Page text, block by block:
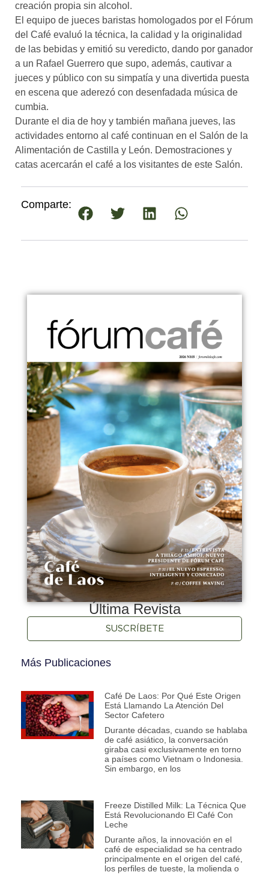
creación propia sin alcohol.
El equipo de jueces baristas homologados por el Fórum
del Café evaluó la técnica, la calidad y la originalidad
de las bebidas y emitió su veredicto, dando por ganador
a un Rafael Guerrero que supo, además, cautivar a
jueces y público con su simpatía y una divertida puesta
en escena que aderezó con desenfadada música de
cumbia.
Durante el dia de hoy y también mañana jueves, las
actividades entorno al café continuan en el Salón de la
Alimentación de Castilla y León. Demostraciones y
catas acercarán el café a los visitantes de este Salón.
Comparte:
Última Revista
SUSCRÍBETE
Más Publicaciones
Café De Laos: Por Qué Este Origen
Está Llamando La Atención Del
Sector Cafetero
Durante décadas, cuando se hablaba
de café asiático, la conversación
giraba casi exclusivamente en torno
a países como Vietnam o Indonesia.
Sin embargo, en los
Freeze Distilled Milk: La Técnica Que
Está Revolucionando El Café Con
Leche
Durante años, la innovación en el
café de especialidad se ha centrado
principalmente en el origen del café,
los perfiles de tueste, la molienda o